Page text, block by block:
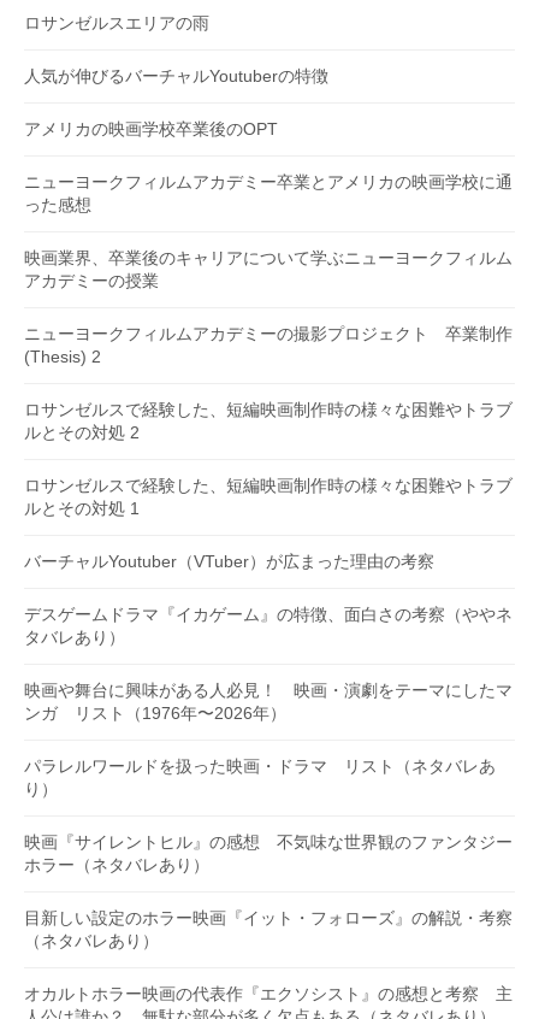
ロサンゼルスエリアの雨
人気が伸びるバーチャルYoutuberの特徴
アメリカの映画学校卒業後のOPT
ニューヨークフィルムアカデミー卒業とアメリカの映画学校に通
った感想
映画業界、卒業後のキャリアについて学ぶニューヨークフィルム
アカデミーの授業
ニューヨークフィルムアカデミーの撮影プロジェクト 卒業制作
(Thesis) 2
ロサンゼルスで経験した、短編映画制作時の様々な困難やトラブ
ルとその対処 2
ロサンゼルスで経験した、短編映画制作時の様々な困難やトラブ
ルとその対処 1
バーチャルYoutuber（VTuber）が広まった理由の考察
デスゲームドラマ『イカゲーム』の特徴、面白さの考察（ややネ
タバレあり）
映画や舞台に興味がある人必見！ 映画・演劇をテーマにしたマ
ンガ リスト（1976年〜2026年）
パラレルワールドを扱った映画・ドラマ リスト（ネタバレあ
り）
映画『サイレントヒル』の感想 不気味な世界観のファンタジー
ホラー（ネタバレあり）
目新しい設定のホラー映画『イット・フォローズ』の解説・考察
（ネタバレあり）
オカルトホラー映画の代表作『エクソシスト』の感想と考察 主